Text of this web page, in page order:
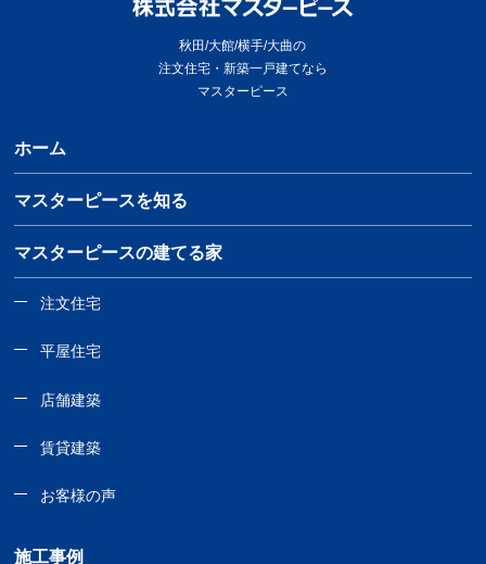
秋田/大館/横手/大曲の
注文住宅・新築一戸建てなら
マスターピース
ホーム
マスターピースを知る
マスターピースの建てる家
注文住宅
平屋住宅
店舗建築
賃貸建築
お客様の声
施工事例